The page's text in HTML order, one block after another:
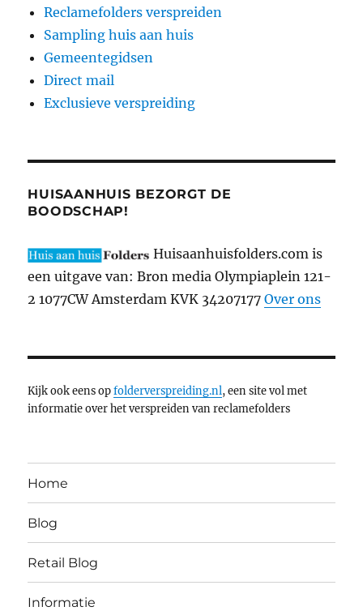
Reclamefolders verspreiden
Sampling huis aan huis
Gemeentegidsen
Direct mail
Exclusieve verspreiding
HUISAANHUIS BEZORGT DE
BOODSCHAP!
Huisaanhuisfolders.com is
een uitgave van: Bron media Olympiaplein 121-
2 1077CW Amsterdam KVK 34207177Over ons
Kijk ook eens opfolderverspreiding.nl, een site vol met
informatie over het verspreiden van reclamefolders
Home
Blog
Retail Blog
Informatie